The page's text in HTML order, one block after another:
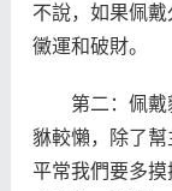
不說，如果佩戴
黴運和破財。
第二：佩
貅較懶，除了
平常我們要多